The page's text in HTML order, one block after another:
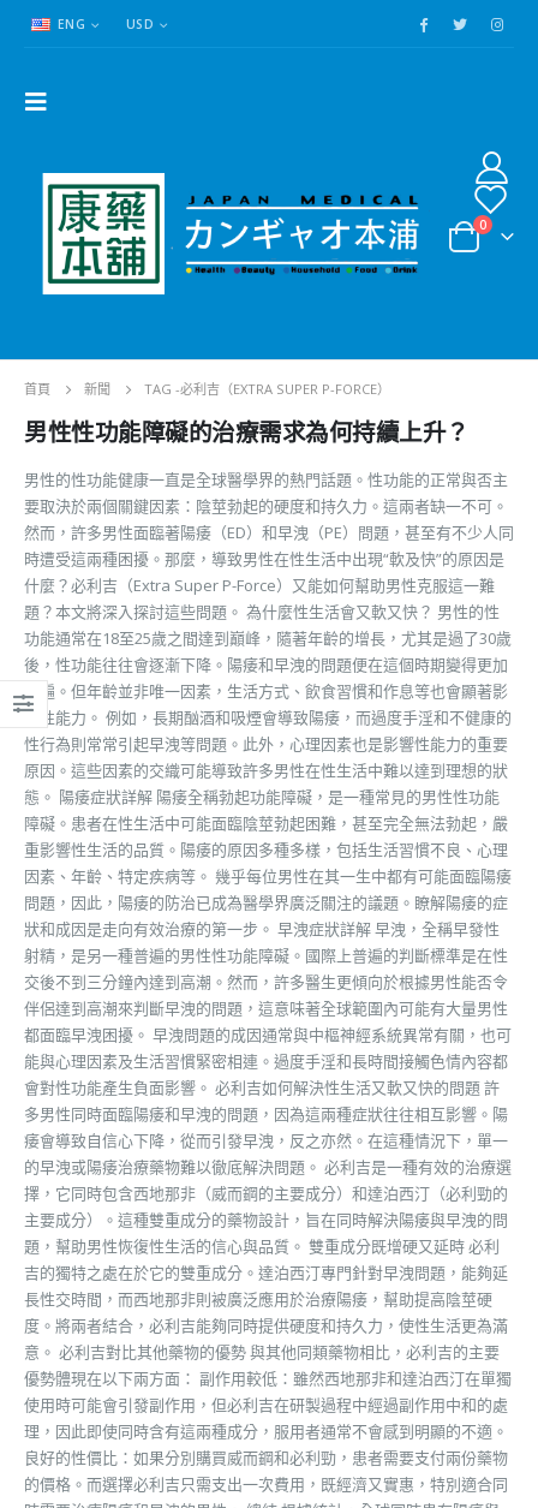
ENG USD
0
首頁 新聞 TAG -必利吉（EXTRA SUPER P-FORCE）
男性性功能障礙的治療需求為何持續上升？
男性的性功能健康一直是全球醫學界的熱門話題。性功能的正常與否主
要取決於兩個關鍵因素：陰莖勃起的硬度和持久力。這兩者缺一不可。
然而，許多男性面臨著陽痿（ED）和早洩（PE）問題，甚至有不少人同
時遭受這兩種困擾。那麼，導致男性在性生活中出現“軟及快”的原因是
什麼？必利吉（Extra Super P-Force）又能如何幫助男性克服這一難
題？本文將深入探討這些問題。 為什麼性生活會又軟又快？ 男性的性
功能通常在18至25歲之間達到巔峰，隨著年齡的增長，尤其是過了30歲
後，性功能往往會逐漸下降。陽痿和早洩的問題便在這個時期變得更加
普遍。但年齡並非唯一因素，生活方式、飲食習慣和作息等也會顯著影
響性能力。 例如，長期酗酒和吸煙會導致陽痿，而過度手淫和不健康的
性行為則常常引起早洩等問題。此外，心理因素也是影響性能力的重要
原因。這些因素的交織可能導致許多男性在性生活中難以達到理想的狀
態。 陽痿症狀詳解 陽痿全稱勃起功能障礙，是一種常見的男性性功能
障礙。患者在性生活中可能面臨陰莖勃起困難，甚至完全無法勃起，嚴
重影響性生活的品質。陽痿的原因多種多樣，包括生活習慣不良、心理
因素、年齡、特定疾病等。 幾乎每位男性在其一生中都有可能面臨陽痿
問題，因此，陽痿的防治已成為醫學界廣泛關注的議題。瞭解陽痿的症
狀和成因是走向有效治療的第一步。 早洩症狀詳解 早洩，全稱早發性
射精，是另一種普遍的男性性功能障礙。國際上普遍的判斷標準是在性
交後不到三分鐘內達到高潮。然而，許多醫生更傾向於根據男性能否令
伴侶達到高潮來判斷早洩的問題，這意味著全球範圍內可能有大量男性
都面臨早洩困擾。 早洩問題的成因通常與中樞神經系統異常有關，也可
能與心理因素及生活習慣緊密相連。過度手淫和長時間接觸色情內容都
會對性功能產生負面影響。 必利吉如何解決性生活又軟又快的問題 許
多男性同時面臨陽痿和早洩的問題，因為這兩種症狀往往相互影響。陽
痿會導致自信心下降，從而引發早洩，反之亦然。在這種情況下，單一
的早洩或陽痿治療藥物難以徹底解決問題。 必利吉是一種有效的治療選
擇，它同時包含西地那非（威而鋼的主要成分）和達泊西汀（必利勁的
主要成分）。這種雙重成分的藥物設計，旨在同時解決陽痿與早洩的問
題，幫助男性恢復性生活的信心與品質。 雙重成分既增硬又延時 必利
吉的獨特之處在於它的雙重成分。達泊西汀專門針對早洩問題，能夠延
長性交時間，而西地那非則被廣泛應用於治療陽痿，幫助提高陰莖硬
度。將兩者結合，必利吉能夠同時提供硬度和持久力，使性生活更為滿
意。 必利吉對比其他藥物的優勢 與其他同類藥物相比，必利吉的主要
優勢體現在以下兩方面： 副作用較低：雖然西地那非和達泊西汀在單獨
使用時可能會引發副作用，但必利吉在研製過程中經過副作用中和的處
理，因此即使同時含有這兩種成分，服用者通常不會感到明顯的不適。
良好的性價比：如果分別購買威而鋼和必利勁，患者需要支付兩份藥物
的價格。而選擇必利吉只需支出一次費用，既經濟又實惠，特別適合同